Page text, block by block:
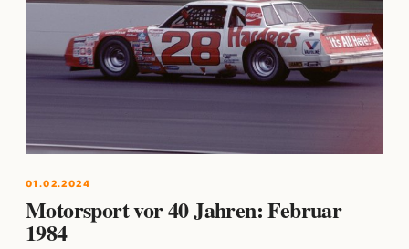
01.02.2024
Motorsport vor 40 Jahren: Februar
1984